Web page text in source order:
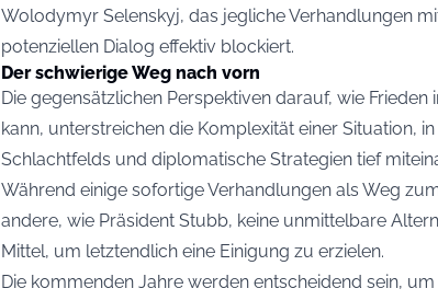
Wolodymyr Selenskyj, das jegliche Verhandlungen
potenziellen Dialog effektiv blockiert.
Der schwierige Weg nach vorn
Die gegensätzlichen Perspektiven darauf, wie
kann, unterstreichen die Komplexität einer Situation,
Schlachtfelds und diplomatische Strategien tief
Während einige sofortige Verhandlungen als Weg
andere, wie Präsident Stubb, keine unmittelbare
Mittel, um letztendlich eine Einigung zu erzielen.
Die kommenden Jahre werden entscheidend sein,